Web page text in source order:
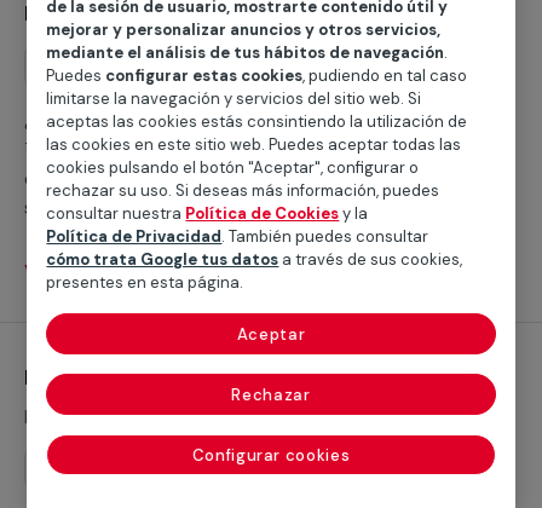
Instalación de ducha
Instalación
¿Buscas ayuda para instalar un plato de ducha?
Trabajamos con servicios cualificados profesionales
que te ayudarán a cubrir cualquier necesidad para
sustituir tu bañera por un plato de ducha o realizar la
nueva instalación de un plato de ducha.
Ver servicios
Instalación de grifería
Desde 46,25 €
Instalación
de la sesión de usuario, mostrarte contenido útil y
mejorar y personalizar anuncios y otros servicios,
mediante el análisis de tus hábitos de navegación.
Puedes configurar estas cookies, pudiendo en tal caso
limitarse la navegación y servicios del sitio web. Si
aceptas las cookies estás consintiendo la utilización de
las cookies en este sitio web. Puedes aceptar todas las
cookies pulsando el botón "Aceptar", configurar o
rechazar su uso. Si deseas más información, puedes
consultar nuestra Política de Cookiesy la
Política de Privacidad. También puedes consultar
cómo trata Google tus datos a través de sus cookies,
presentes en esta página.
Configurar cookies
Rechazar
Aceptar